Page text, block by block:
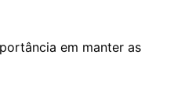
em manter as